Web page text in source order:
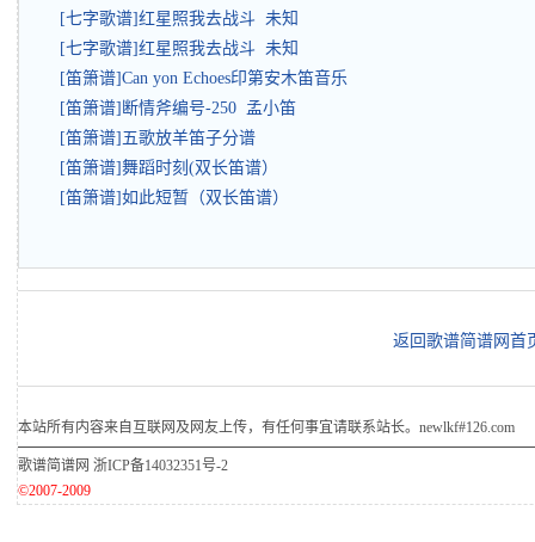
[七字歌谱]红星照我去战斗 未知
[七字歌谱]红星照我去战斗 未知
[笛箫谱]Can yon Echoes印第安木笛音乐
[笛箫谱]断情斧编号-250 孟小笛
[笛箫谱]五歌放羊笛子分谱
[笛箫谱]舞蹈时刻(双长笛谱）
[笛箫谱]如此短暂（双长笛谱）
返回歌谱简谱网首
本站所有内容来自互联网及网友上传，有任何事宜请联系站长。newlkf#126.com
歌谱简谱网 浙ICP备14032351号-2
©2007-2009